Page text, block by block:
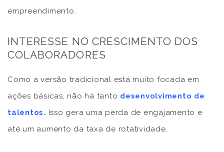
empreendimento.
INTERESSE NO CRESCIMENTO DOS
COLABORADORES
Como a versão tradicional está muito focada em
ações básicas, não há tanto desenvolvimento de
talentos. Isso gera uma perda de engajamento e
até um aumento da taxa de rotatividade.